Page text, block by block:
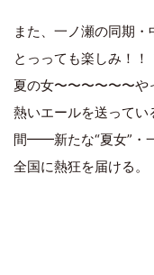
また、一ノ瀬の同期・
とっっても楽しみ！
夏の女〜〜〜〜〜〜
熱いエールを送って
間━━新たな“夏女”・
全国に熱狂を届ける。